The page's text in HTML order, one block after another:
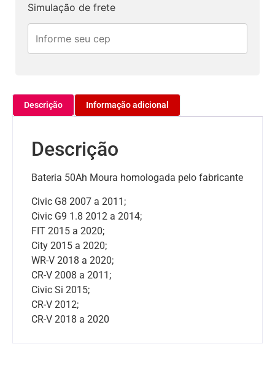
Simulação de frete
Descrição Informação adicional
Descrição
Bateria 50Ah Moura homologada pelo fabricante
Civic G8 2007 a 2011;
Civic G9 1.8 2012 a 2014;
FIT 2015 a 2020;
City 2015 a 2020;
WR-V 2018 a 2020;
CR-V 2008 a 2011;
Civic Si 2015;
CR-V 2012;
CR-V 2018 a 2020